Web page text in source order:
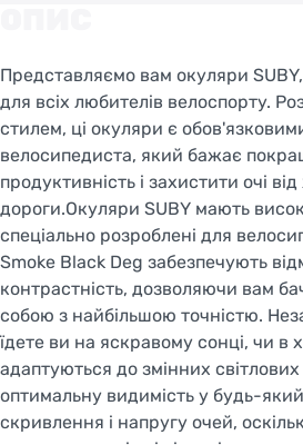
Представляємо вам окуляри
для всіх любителів велоспорту.
стилем, ці окуляри є
велосипедиста, який бажає
продуктивність і захистити очі
дороги.Окуляри SUBY мають
спеціально розроблені для
Smoke Black Deg забезпечують
контрастність, дозволяючи вам
собою з найбільшою точністю.
їдете ви на яскравому сонці, чи в
адаптуються до змінних
оптимальну видимість у будь-
скривлення і напругу очей,